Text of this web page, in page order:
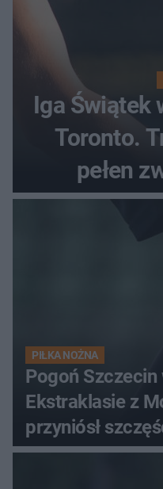
Iga Świątek
Toronto.
pełen
PIŁKA NOŻNA
Pogoń
Ekstraklasie z
przyniósł
gospodarzy?